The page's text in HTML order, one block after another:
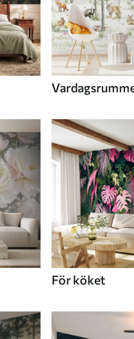
För köket